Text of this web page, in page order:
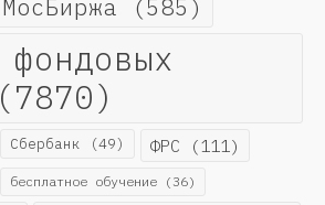
МосБиржа (585)
Сбербанк (49) ФРС (111)
бесплатное обучение (36)